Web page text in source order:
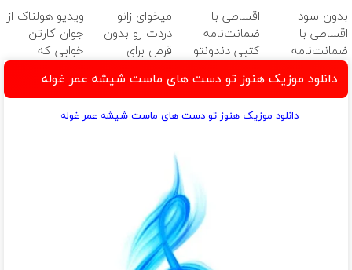
ضامن
بوتاکس کنی!!!
بدون سود
اقساطی با
ضمانت‌نامه
کتبی دندونتو
ایمپلنت کن✅
اقساطی با
ضمانت‌نامه
کتبی دندونتو
بدون سود
میخوای زانو
دردت رو بدون
قرص برای
کنی؟
(پرسش‌نامه رو
پر کن!)
ویدیو هولناک از
جوان کارتن
خوابی که
آموزش رایگان
دانلود موزیک هنوز تو دست های ماست شیشه عمر غوله
دانلود موزیک هنوز تو دست های ماست شیشه عمر غوله